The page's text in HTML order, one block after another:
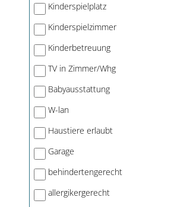
Kinderspielplatz
Kinderspielzimmer
Kinderbetreuung
TV in Zimmer/Whg
Babyausstattung
W-lan
Haustiere erlaubt
Garage
behindertengerecht
allergikergerecht